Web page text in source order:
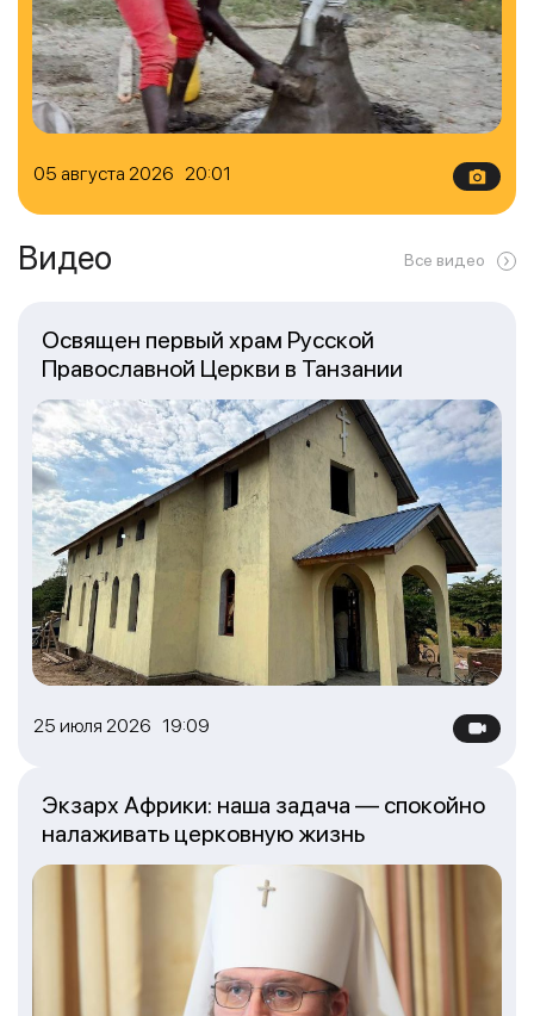
05 августа 2026 20:01
Видео Все видео
25 июля 2026 19:09
Освящен первый храм Русской
Православной Церкви в Танзании
Экзарх Африки: наша задача — спокойно
налаживать церковную жизнь